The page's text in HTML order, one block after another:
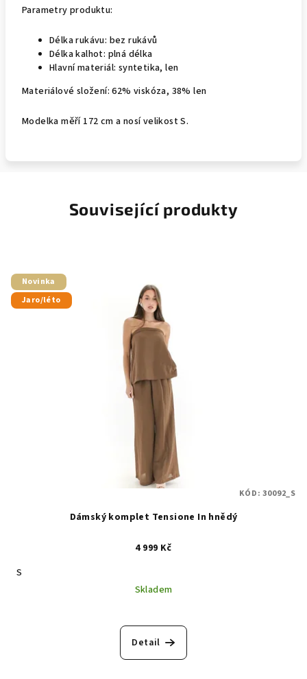
Parametry produktu:
Délka rukávu: bez rukávů
Délka kalhot: plná délka
Hlavní materiál: syntetika, len
Materiálové složení: 62% viskóza, 38% len
Modelka měří 172 cm a nosí velikost S.
Související produkty
Novinka
Jaro/léto
Dámský komplet Tensione In hnědý
4 999 Kč
S
Skladem
Detail
KÓD:30092_S